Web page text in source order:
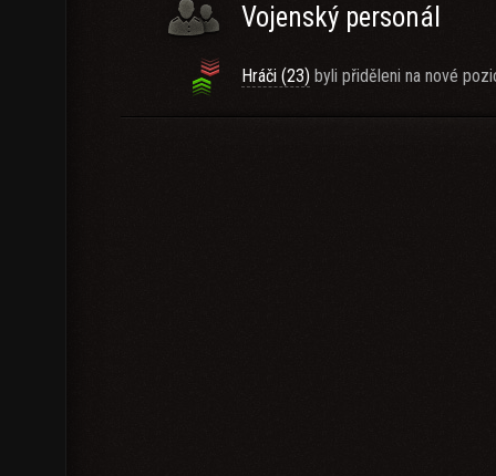
Vojenský personál
Hráči (23) byli přiděleni na nové